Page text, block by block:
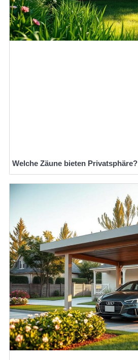
Welche Zäune bieten Privatsphäre?